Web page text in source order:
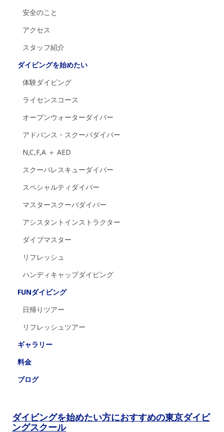
安全のこと
アクセス
スタッフ紹介
ダイビングを始めたい
体験ダイビング
ライセンスコース
オープンウォーターダイバー
アドバンス・スクーバダイバー
N,C,F,A ＋ AED
スクーバレスキューダイバー
スペシャルティダイバー
マスタースクーバダイバー
アシスタントインストラクター
ダイブマスター
リフレッシュ
ハンディキャップダイビング
FUNダイビング
日帰りツアー
リフレッシュツアー
ギャラリー
料金
ブログ
ダイビングを始めたい方におすすめの東京ダイビ
ングスクール